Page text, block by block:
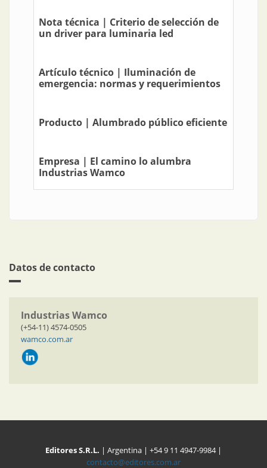
Nota técnica | Criterio de selección de
un driver para luminaria led
Artículo técnico | Iluminación de
emergencia: normas y requerimientos
Producto | Alumbrado público eficiente
Empresa | El camino lo alumbra
Industrias Wamco
Datos de contacto
Industrias Wamco
(+54-11) 4574-0505
wamco.com.ar
Editores S.R.L. | Argentina | +54 9 11 4947-9984 |
contacto@editores.com.ar